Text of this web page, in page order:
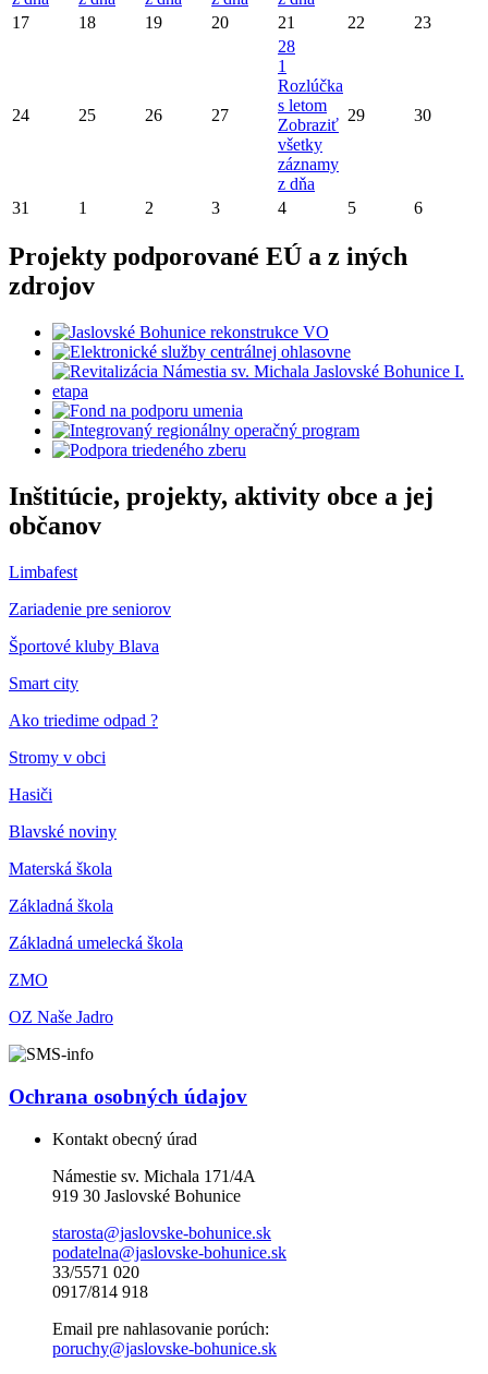
17 18 19 20 21 22 23
24 25 26 27
28
1
Rozlúčka
s letom
Zobraziť
všetky
záznamy
z dňa
29 30
31 1 2 3 4 5 6
Projekty podporované EÚ a z iných
zdrojov
Inštitúcie, projekty, aktivity obce a jej
občanov
Limbafest
Zariadenie pre seniorov
Športové kluby Blava
Smart city
Ako triedime odpad ?
Stromy v obci
Hasiči
Blavské noviny
Materská škola
Základná škola
Základná umelecká škola
ZMO
OZ Naše Jadro
Ochrana osobných údajov
Kontakt obecný úrad
Námestie sv. Michala 171/4A
919 30 Jaslovské Bohunice
starosta@jaslovske-bohunice.sk
podatelna@jaslovske-bohunice.sk
33/5571 020
0917/814 918
Email pre nahlasovanie porúch:
poruchy@jaslovske-bohunice.sk